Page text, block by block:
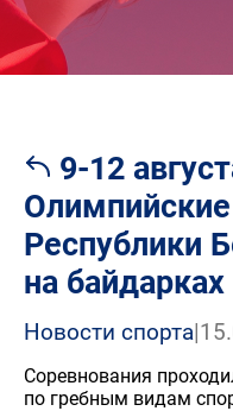
9-12
Республики
на
Новости спорта|
Соревнования
по гребным видам